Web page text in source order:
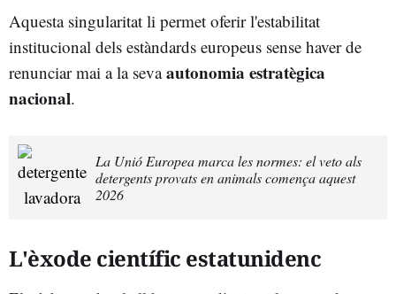
Aquesta singularitat li permet oferir l'estabilitat
institucional dels estàndards europeus sense haver de
renunciar mai a la sevaautonomia estratègica
nacional.
La Unió Europea marca les normes: el veto als
detergents provats en animals comença aquest
2026
L'èxode científic estatunidenc